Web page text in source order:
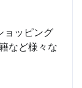
ッピング
など様々な